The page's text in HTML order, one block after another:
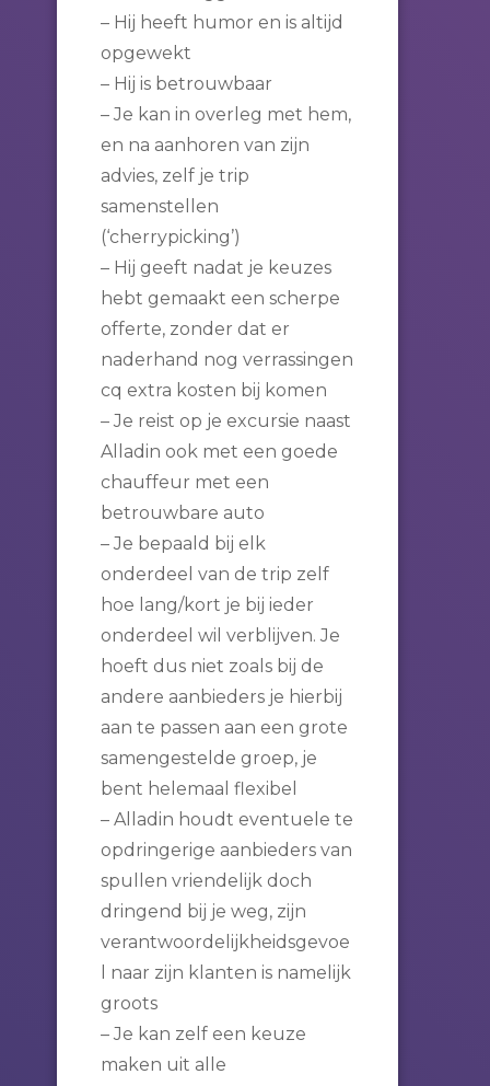
– Hij heeft humor en is altijd
opgewekt
– Hij is betrouwbaar
– Je kan in overleg met hem,
en na aanhoren van zijn
advies, zelf je trip
samenstellen
(‘cherrypicking’)
– Hij geeft nadat je keuzes
hebt gemaakt een scherpe
offerte, zonder dat er
naderhand nog verrassingen
cq extra kosten bij komen
– Je reist op je excursie naast
Alladin ook met een goede
chauffeur met een
betrouwbare auto
– Je bepaald bij elk
onderdeel van de trip zelf
hoe lang/kort je bij ieder
onderdeel wil verblijven. Je
hoeft dus niet zoals bij de
andere aanbieders je hierbij
aan te passen aan een grote
samengestelde groep, je
bent helemaal flexibel
– Alladin houdt eventuele te
opdringerige aanbieders van
spullen vriendelijk doch
dringend bij je weg, zijn
verantwoordelijkheidsgevoe
l naar zijn klanten is namelijk
groots
– Je kan zelf een keuze
maken uit alle